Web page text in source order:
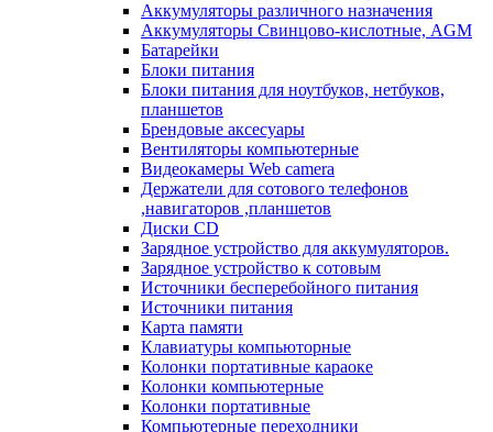
Аккумуляторы различного назначения
Аккумуляторы Свинцово-кислотные, AGM
Батарейки
Блоки питания
Блоки питания для ноутбуков, нетбуков,
планшетов
Брендовые аксесуары
Вентиляторы компьютерные
Видеокамеры Web camera
Держатели для сотового телефонов
,навигаторов ,планшетов
Диски CD
Зарядное устройство для аккумуляторов.
Зарядное устройство к сотовым
Источники бесперебойного питания
Источники питания
Карта памяти
Клавиатуры компьюторные
Колонки портативные караоке
Колонки компьютерные
Колонки портативные
Компьютерные переходники